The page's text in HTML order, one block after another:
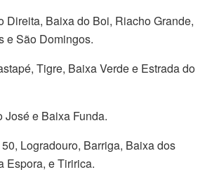
Direita, Baixa do Boi, Riacho Grande,
e São Domingos.
Tigre, Baixa Verde e Estrada do
José e Baixa Funda.
Logradouro, Barriga, Baixa dos
Espora, e Tiririca.